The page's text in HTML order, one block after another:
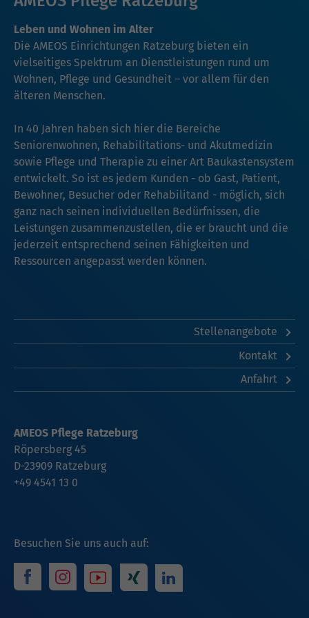
Leben und Wohnen im Alter
Die AMEOS Einrichtungen Ratzeburg bieten ein
vielseitiges Spektrum an Dienstleistungen rund um
Wohnen, Pflege und Gesundheit – vor allem für den
älteren Menschen.
In 40 Jahren haben sich hier die Bereiche
Seniorenwohnen, Rehabilitations- und Akutmedizin
sowie Pflege und Therapie zu einer Art Baukastensystem
entwickelt. So ist es jedem Kunden - ob Gast, Patient,
Bewohner, Besucher oder Rehabilitand - möglich, sich
ganz nach seinen individuellen Bedürfnissen, die
Leistungen zusammenzustellen, die er braucht und die
jederzeit entsprechend seinen Fähigkeiten und
Ressourcen angepasst werden können.
Stellenangebote
Kontakt
Anfahrt
Besuchen Sie uns auch auf:
AMEOS Pflege Ratzeburg
Röpersberg 45
D-23909 Ratzeburg
+49 4541 13 0